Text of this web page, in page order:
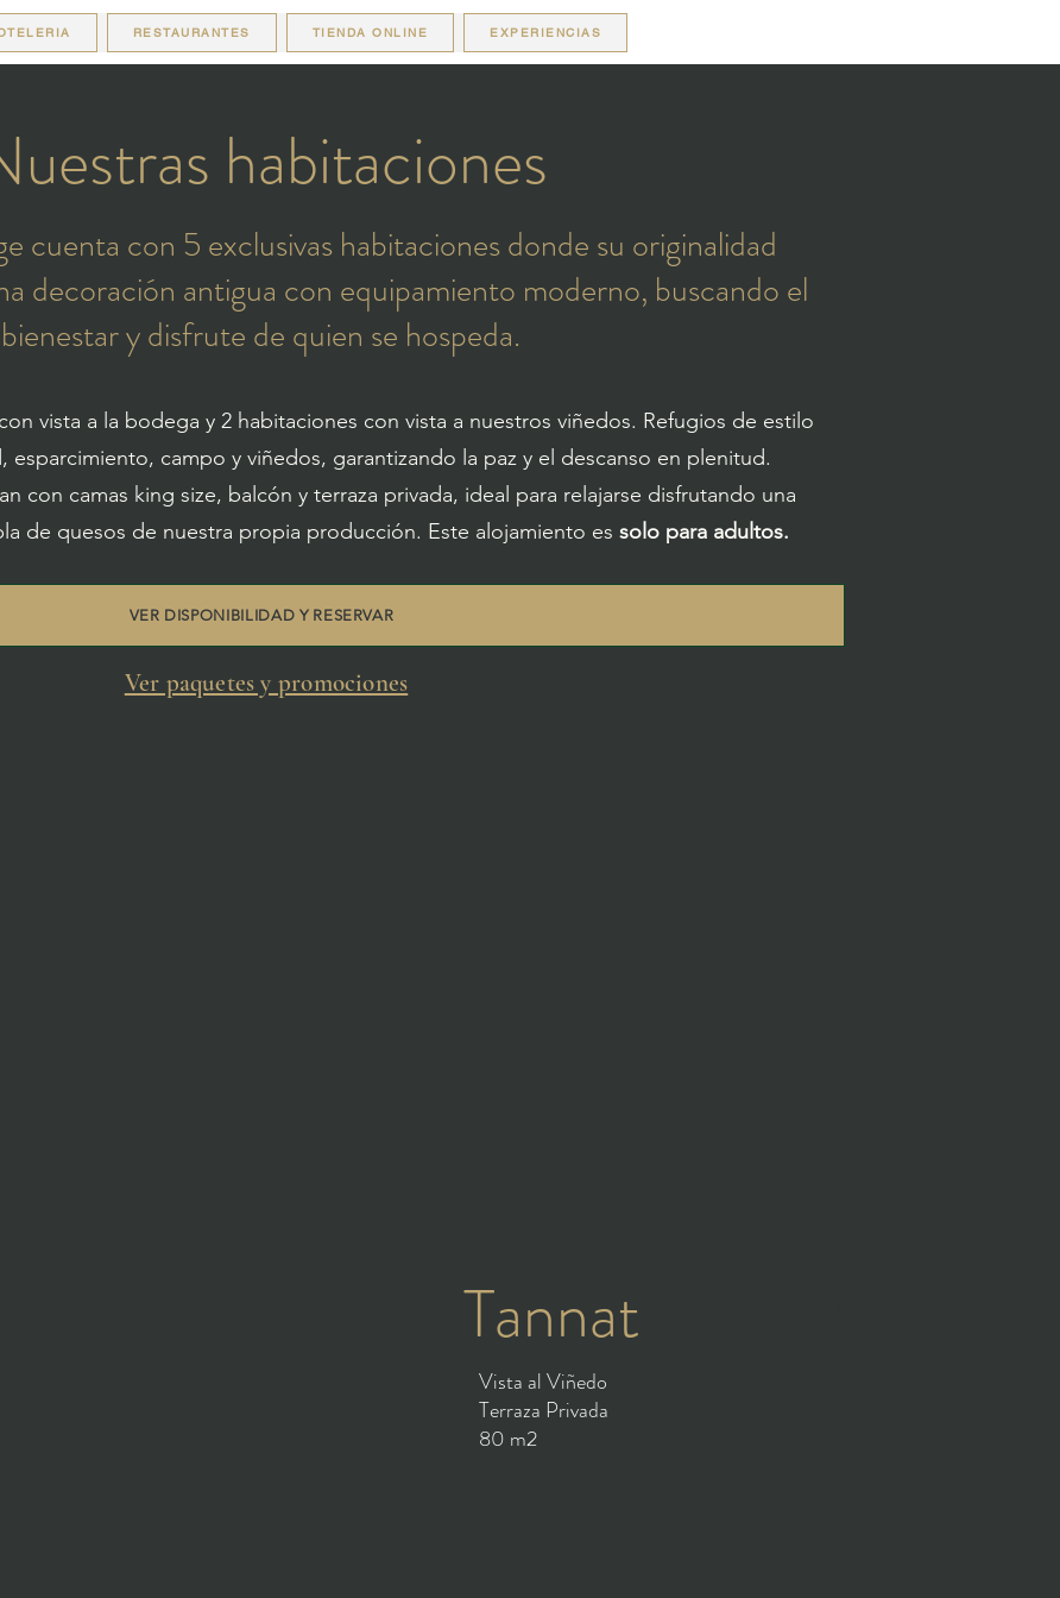
RESTAURANTES TIENDA ONLINE EXPERIENCIAS
habitaciones
cuenta con 5 exclusivas habitaciones donde su originalidad
decoración antigua con equipamiento moderno, buscando el
bienestar y disfrute de quien se hospeda.
vista a la bodega y 2 habitaciones con vista a nuestros viñedos. Refugios de estilo
campo y viñedos, garantizando la paz y el descanso en plenitud.
con camas king size, balcón y terraza privada, ideal para relajarse disfrutando una
de quesos de nuestra propia producción. Este alojamiento es solo para adultos.
VER DISPONIBILIDAD Y RESERVAR
Ver paquetes y promociones
Tannat
Vista al Viñedo
Terraza Privada
80 m2